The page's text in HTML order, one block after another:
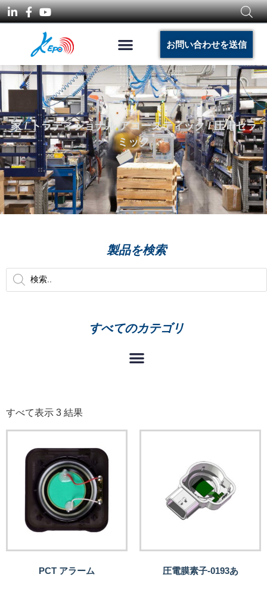
お問い合わせを送信
家/トラディショナル アコースティック/ 圧電セラ
ミック
製品を検索
すべてのカテゴリ
すべて表示 3 結果
PCT アラーム 圧電膜素子-0193あ